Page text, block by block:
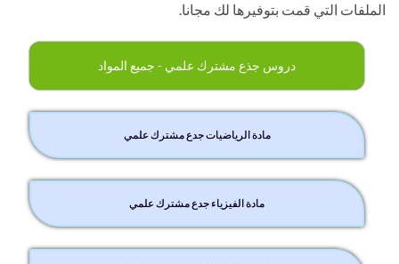
الملفات التي قمت بتوفيرها لك مجانا.
دروس جذع مشترك علمي - جميع المواد
مادة الرياضيات جدع مشترك علمي
مادة الفيزياء جدع مشترك علمي